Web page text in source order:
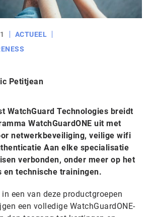
ACTUEEL
Petitjean
WatchGuard Technologies breidt
WatchGuardONE uit met
netwerkbeveiliging, veilige wifi
Aan elke specialisatie
verbonden, onder meer op het
en technische trainingen.
een van deze productgroepen
een volledige WatchGuardONE-